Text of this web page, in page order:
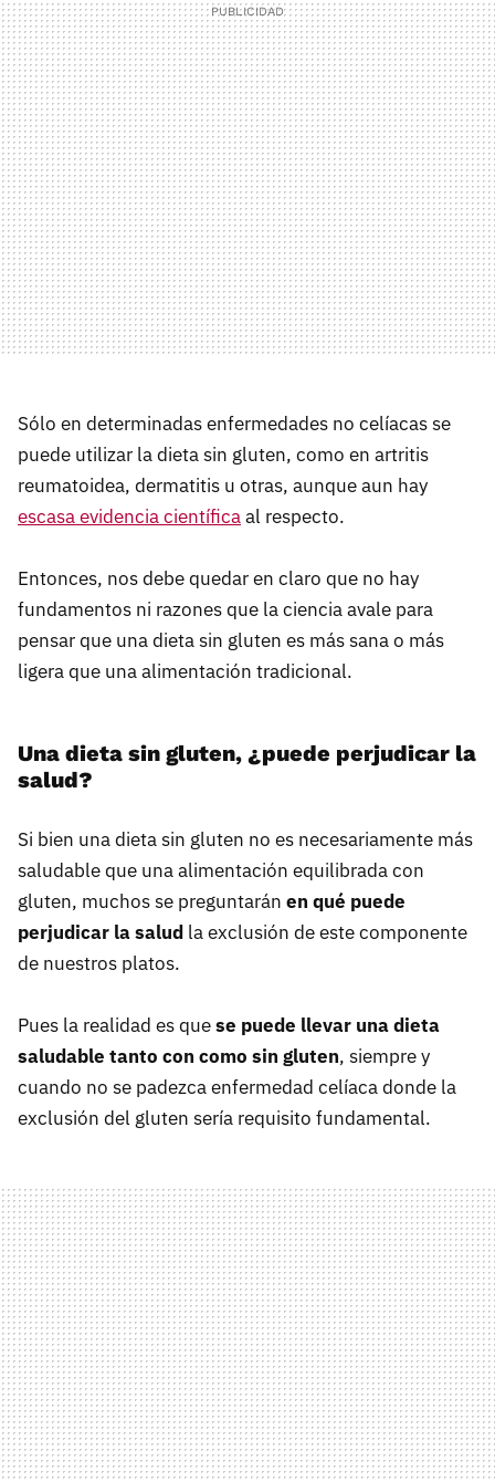
Sólo en determinadas enfermedades no celíacas se
puede utilizar la dieta sin gluten, como en artritis
reumatoidea, dermatitis u otras, aunque aun hay
escasa evidencia científicaal respecto.
Entonces, nos debe quedar en claro que no hay
fundamentos ni razones que la ciencia avale para
pensar que una dieta sin gluten es más sana o más
ligera que una alimentación tradicional.
Una dieta sin gluten, ¿puede perjudicar la
salud?
Si bien una dieta sin gluten no es necesariamente más
saludable que una alimentación equilibrada con
gluten, muchos se preguntarán en qué puede
perjudicar la salud la exclusión de este componente
de nuestros platos.
Pues la realidad es quese puede llevar una dieta
saludable tanto con como sin gluten, siempre y
cuando no se padezca enfermedad celíaca donde la
exclusión del gluten sería requisito fundamental.